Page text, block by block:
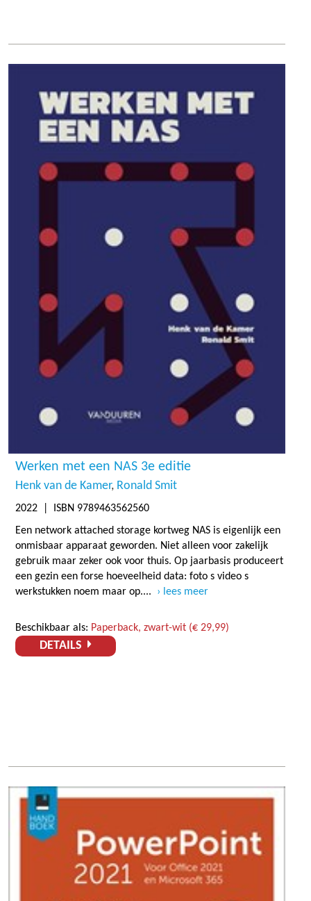
Werken met een NAS 3e editie
Henk van de Kamer Ronald Smit
2022 | ISBN 9789463562560
Een network attached storage kortweg NAS is eigenlijk een
onmisbaar apparaat geworden. Niet alleen voor zakelijk
gebruik maar zeker ook voor thuis. Op jaarbasis produceert
een gezin een forse hoeveelheid data: foto s video s
werkstukken noem maar op....
lees meer
Beschikbaar als: Paperback, zwart-wit (€ 29,99)
DETAILS